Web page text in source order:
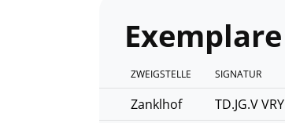
Exemplare
ZWEIGSTELLE SIGNATUR
Zanklhof TD.JG.V VRY